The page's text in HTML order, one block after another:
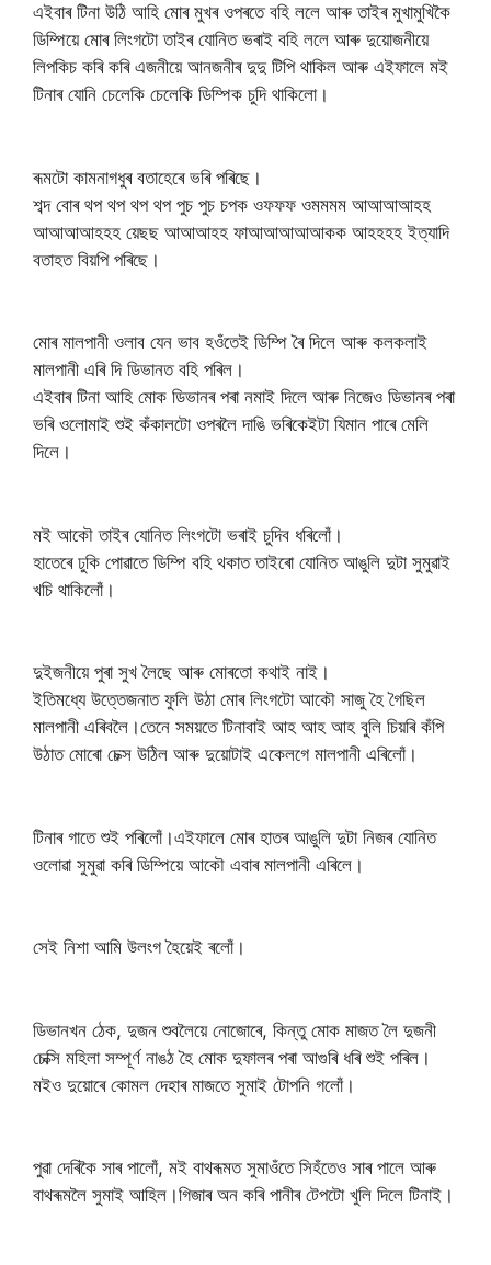
এইবাৰ টিনা উঠি আহি মোৰ মুখৰ ওপৰতে বহি ললে আৰু তাইৰ মুখামুখিকৈ
ডিম্পিয়ে মোৰ লিংগটো তাইৰ যোনিত ভৰাই বহি ললে আৰু দুয়োজনীয়ে
লিপকিচ কৰি কৰি এজনীয়ে আনজনীৰ দুদু টিপি থাকিল আৰু এইফালে মই
টিনাৰ যোনি চেলেকি চেলেকি ডিম্পিক চুদি থাকিলো।
ৰূমটো কামনাগধুৰ বতাহেৰে ভৰি পৰিছে।
শব্দ বোৰ থপ থপ থপ থপ পুচ পুচ চপক ওফফফ ওমমমম আআআআহহ
আআআআহহহ য়েছছ আআআহহ ফাআআআআআকক আহহহহ ইত্যাদি
বতাহত বিয়পি পৰিছে।
মোৰ মালপানী ওলাব যেন ভাব হওঁতেই ডিম্পি ৰৈ দিলে আৰু কলকলাই
মালপানী এৰি দি ডিভানত বহি পৰিল।
এইবাৰ টিনা আহি মোক ডিভানৰ পৰা নমাই দিলে আৰু নিজেও ডিভানৰ পৰা
ভৰি ওলোমাই শুই কঁকালটো ওপৰলৈ দাঙি ভৰিকেইটা যিমান পাৰে মেলি
দিলে।
মই আকৌ তাইৰ যোনিত লিংগটো ভৰাই চুদিব ধৰিলোঁ।
হাতেৰে ঢুকি পোৱাতে ডিম্পি বহি থকাত তাইৰো যোনিত আঙুলি দুটা সুমুৱাই
খচি থাকিলোঁ।
দুইজনীয়ে পুৰা সুখ লৈছে আৰু মোৰতো কথাই নাই।
ইতিমধ্যে উত্তেজনাত ফুলি উঠা মোৰ লিংগটো আকৌ সাজু হৈ গৈছিল
মালপানী এৰিবলৈ।তেনে সময়তে টিনাবাই আহ আহ আহ বুলি চিয়ৰি কঁপি
উঠাত মোৰো চেক্স উঠিল আৰু দুয়োটাই একেলগে মালপানী এৰিলোঁ।
টিনাৰ গাতে শুই পৰিলোঁ।এইফালে মোৰ হাতৰ আঙুলি দুটা নিজৰ যোনিত
ওলোৱা সুমুৱা কৰি ডিম্পিয়ে আকৌ এবাৰ মালপানী এৰিলে।
সেই নিশা আমি উলংগ হৈয়েই ৰলোঁ।
ডিভানখন ঠেক, দুজন শুবলৈয়ে নোজোৰে, কিন্তু মোক মাজত লৈ দুজনী
চেক্সি মহিলা সম্পূৰ্ণ নাঙঠ হৈ মোক দুফালৰ পৰা আগুৰি ধৰি শুই পৰিল।
মইও দুয়োৰে কোমল দেহাৰ মাজতে সুমাই টোপনি গলোঁ।
পুৱা দেৰিকৈ সাৰ পালোঁ, মই বাথৰূমত সুমাওঁতে সিহঁতেও সাৰ পালে আৰু
বাথৰূমলৈ সুমাই আহিল।গিজাৰ অন কৰি পানীৰ টেপটো খুলি দিলে টিনাই‌।